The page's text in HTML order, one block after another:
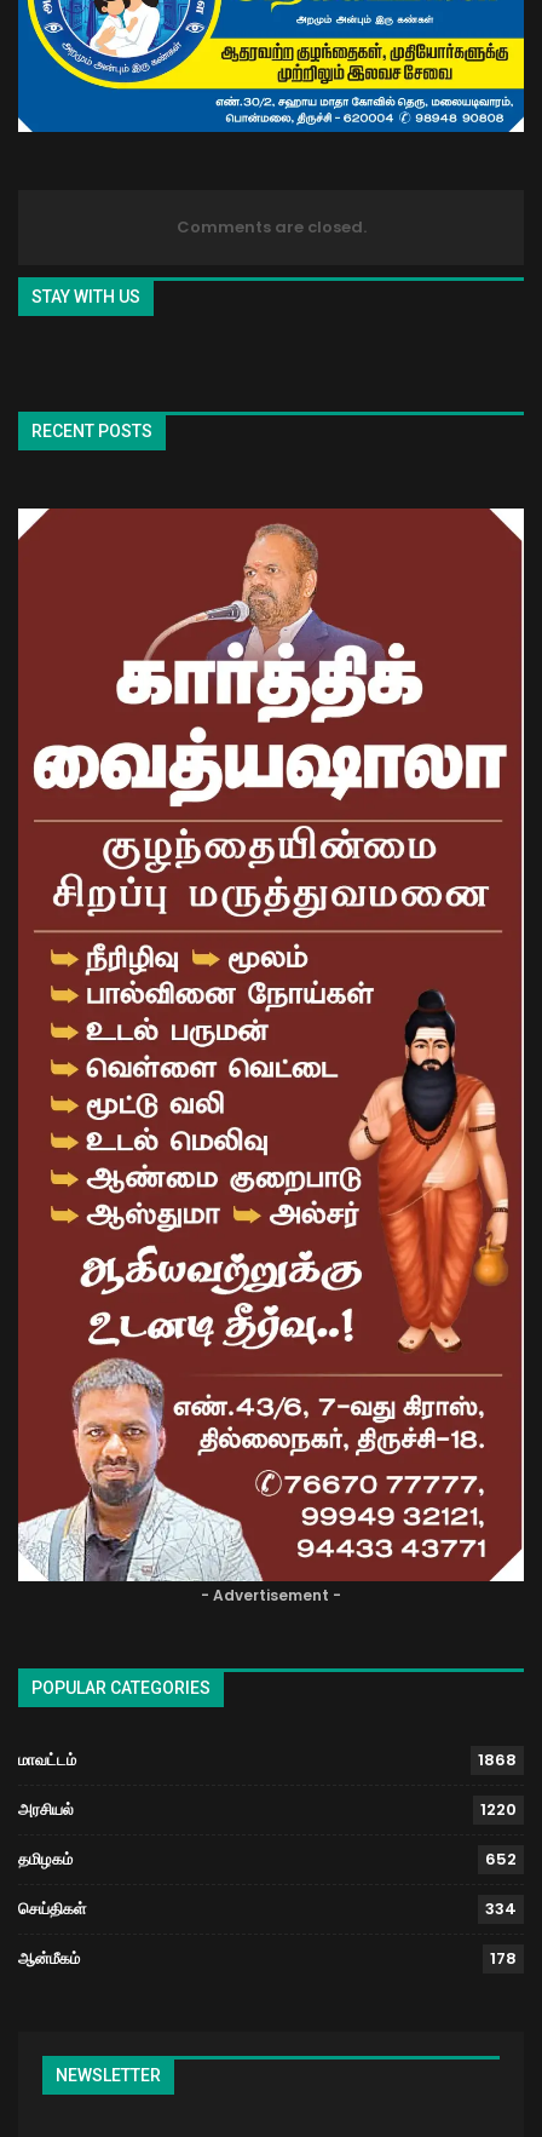
Comments are closed.
STAY WITH US
RECENT POSTS
- Advertisement -
POPULAR CATEGORIES
மாவட்டம் 1868
அரசியல் 1220
தமிழகம் 652
செய்திகள் 334
ஆன்மீகம் 178
NEWSLETTER